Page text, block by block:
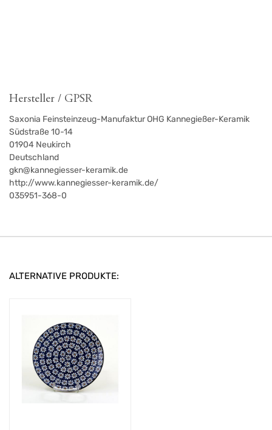
Hersteller / GPSR
Saxonia Feinsteinzeug-Manufaktur OHG Kannegießer-Keramik
Südstraße 10-14
01904 Neukirch
Deutschland
gkn@kannegiesser-keramik.de
http://www.kannegiesser-keramik.de/
035951-368-0
ALTERNATIVE PRODUKTE: